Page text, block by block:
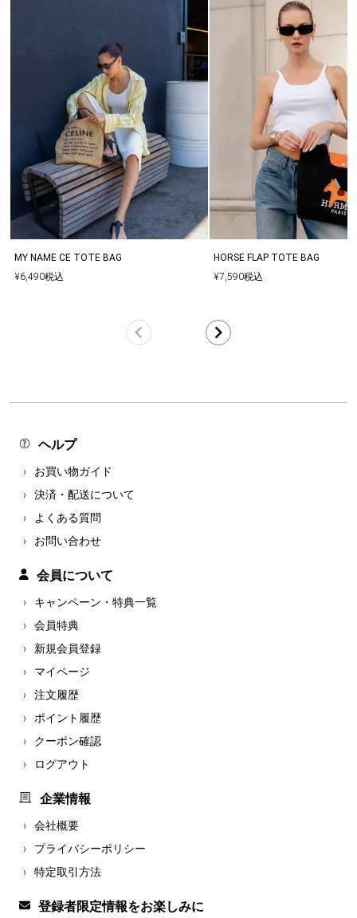
MY NAME CE TOTE BAG
¥6,490税込
HORSE FLAP TOTE BAG
¥7,590税込
ヘルプ
お買い物ガイド
決済・配送について
よくある質問
お問い合わせ
会員について
キャンペーン・特典一覧
会員特典
新規会員登録
マイページ
注文履歴
ポイント履歴
クーポン確認
ログアウト
企業情報
会社概要
プライバシーポリシー
特定取引方法
登録者限定情報をお楽しみに